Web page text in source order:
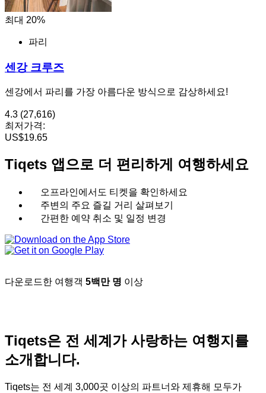
최대 20%
파리
센강 크루즈
센강에서 파리를 가장 아름다운 방식으로 감상하세요!
4.3 (27,616)
최저가격:
US$19.65
Tiqets 앱으로 더 편리하게 여행하세요
오프라인에서도 티켓을 확인하세요
주변의 주요 즐길 거리 살펴보기
간편한 예약 취소 및 일정 변경
다운로드한 여행객 5백만 명 이상
Tiqets은 전 세계가 사랑하는 여행지를
소개합니다.
Tiqets는 전 세계 3,000곳 이상의 파트너와 제휴해 모두가